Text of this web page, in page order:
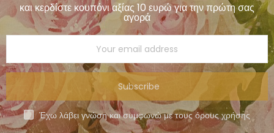
και κερδίστε κουπόνι αξίας 10 ευρώ για την πρώτη σας
αγορά
Subscribe
Έχω λάβει γνώση και συμφωνώ με τους όρους χρήσης